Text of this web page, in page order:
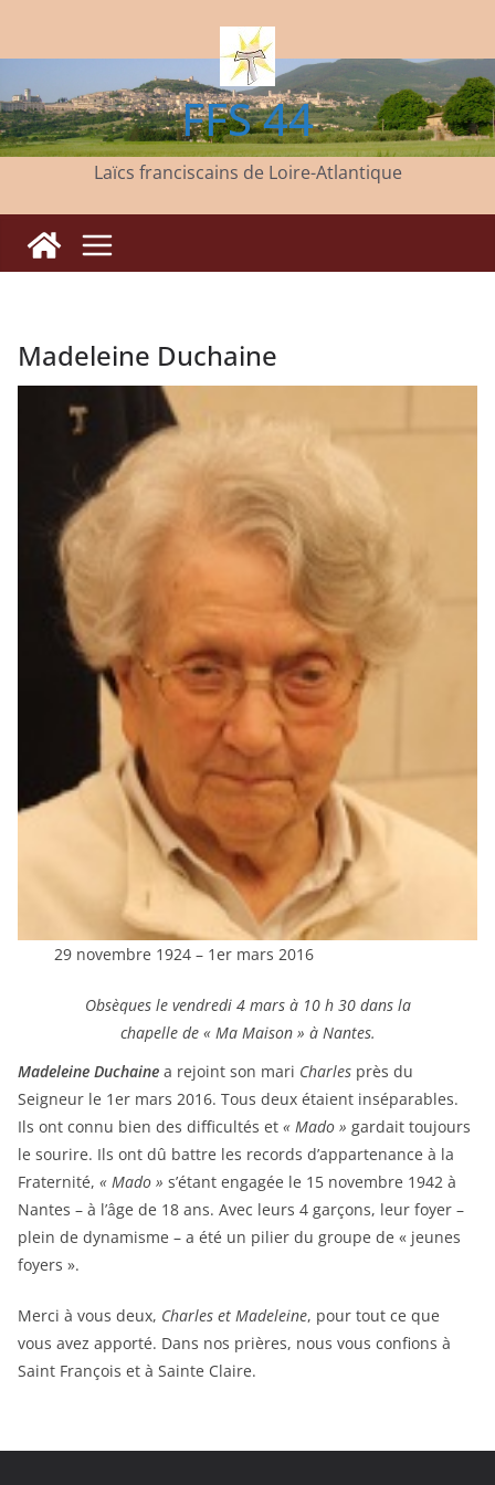
FFS 44
Laïcs franciscains de Loire-Atlantique
Madeleine Duchaine
29 novembre 1924 – 1er mars 2016
Obsèques le vendredi 4 mars à 10 h 30 dans la
chapelle de « Ma Maison » à Nantes.
Madeleine Duchaine a rejoint son mari Charles près du
Seigneur le 1er mars 2016. Tous deux étaient inséparables.
Ils ont connu bien des difficultés et « Mado » gardait toujours
le sourire. Ils ont dû battre les records d’appartenance à la
Fraternité, « Mado » s’étant engagée le 15 novembre 1942 à
Nantes – à l’âge de 18 ans. Avec leurs 4 garçons, leur foyer –
plein de dynamisme – a été un pilier du groupe de « jeunes
foyers ».
Merci à vous deux, Charles et Madeleine, pour tout ce que
vous avez apporté. Dans nos prières, nous vous confions à
Saint François et à Sainte Claire.